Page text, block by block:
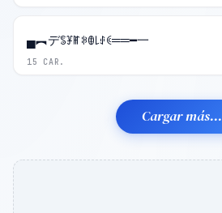
15 CAR.
▄︻デꌚꐞꂵꋰꂦ꒒ꂑꀯ══━一
Cargar más...